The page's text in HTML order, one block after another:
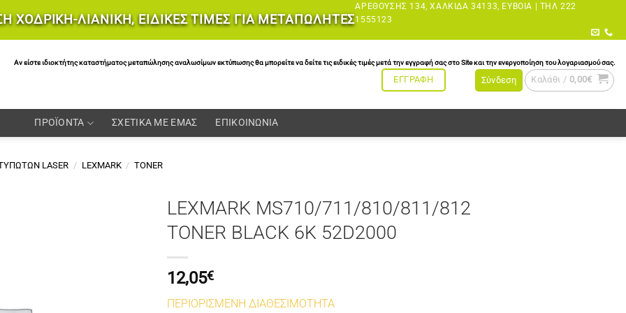
ΧΟΔΡΙΚΗ-ΛΙΑΝΙΚΗ, ΕΙΔΙΚΕΣ ΤΙΜΕΣ ΓΙΑ ΜΕΤΑΠΩΛΗΤΕΣ
ΑΡΕΘΟΎΣΗΣ 134, ΧΑΛΚΊΔΑ 34133, ΕΎΒΟΙΑ | ΤΗΛ 222
1555123
Αν είστε ιδιοκτήτης καταστήματος μεταπώλησης αναλωσίμων εκτύπωσης θα μπορείτε να δείτε τις ειδικές τιμές μετά την εγγραφή σας στο Site και την ενεργοποίηση του λογαριασμού σας.
ΕΓΓΡΑΦΗ Σύνδεση Καλάθι / 0,00€
ΠΡΟΪΟΝΤΑ ΣΧΕΤΙΚΑ ΜΕ ΕΜΑΣ ΕΠΙΚΟΙΝΩΝΙΑ
LASER / LEXMARK / TONER
LEXMARK MS710/711/810/811/812
TONER BLACK 6K 52D2000
12,05€
ΠΕΡΙΟΡΙΣΜΕΝΗ ΔΙΑΘΕΣΙΜΟΤΗΤΑ